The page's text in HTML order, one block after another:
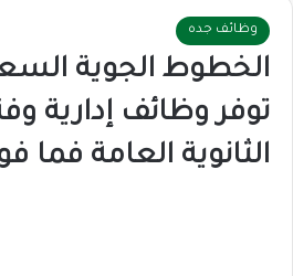
وظائف جده
الخطوط الجوية
توفر وظائف إدارية
الثانوية العامة فما